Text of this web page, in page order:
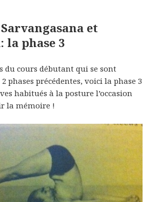
et
la phase 3
du cours débutant qui se sont
phases précédentes, voici la phase 3
habitués à la posture l’occasion
la mémoire !